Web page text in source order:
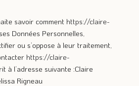
savoir comment https://claire-
Données Personnelles,
ou s’oppose à leur traitement,
https://claire-
à l’adresse suivante :Claire
Rigneau